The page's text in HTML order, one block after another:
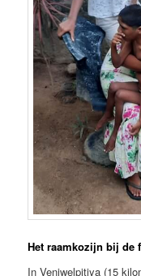
Het raamkozijn bij de
In Veniwelpitiya (15